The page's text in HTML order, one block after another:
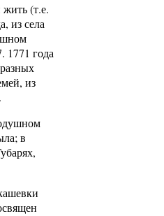
(т.е.
из села
1771 года
из
в